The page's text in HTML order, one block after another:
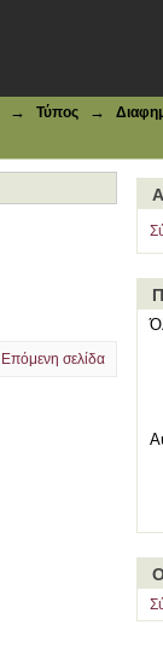
→ Τύπος →
Επόμενη σελίδα